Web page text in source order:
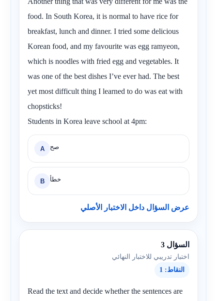
food. In South Korea, it is normal to have rice for
breakfast, lunch and dinner. I tried some delicious
Korean food, and my favourite was egg ramyeon,
which is noodles with fried egg and vegetables. It
was one of the best dishes I’ve ever had. The best
yet most difficult thing I learned to do was eat with
chopsticks!
Students in Korea leave school at 4pm:
A صح
B خطأ
عرض السؤال داخل الاختبار الأصلي
السؤال 3
اختبار تدريبي للاختبار النهائي
النقاط: 1
Read the text and decide whether the sentences are